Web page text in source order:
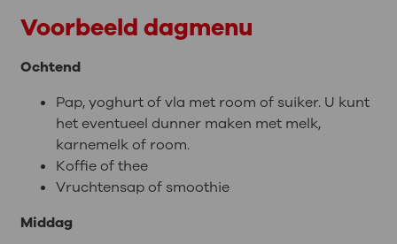
Voorbeeld dagmenu
Ochtend
Pap, yoghurt of vla met room of suiker. U kunt
het eventueel dunner maken met melk,
karnemelk of room.
Koffie of thee
Vruchtensap of smoothie
Middag